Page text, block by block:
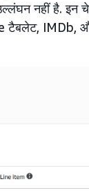
नहीं है.
टैबलेट, IMDb,